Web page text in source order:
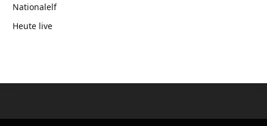
Nationalelf
Heute live